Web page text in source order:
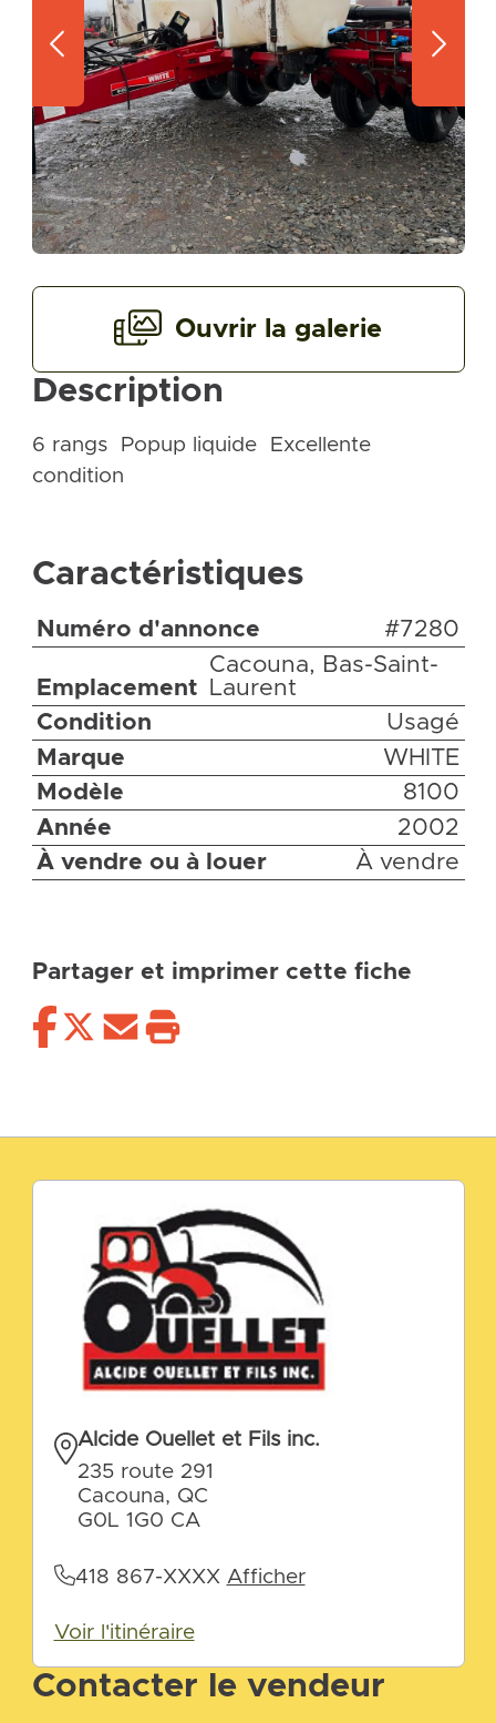
Description
6 rangs Popup liquide Excellente
condition
Caractéristiques
Numéro d'annonce #7280
Emplacement
Cacouna, Bas-Saint-
Laurent
Condition
Usagé
Marque
WHITE
Modèle
8100
Année
2002
À vendre ou à louer
À vendre
Partager et imprimer cette fiche
Ouvrir la galerie
Contacter le vendeur
Alcide Ouellet et Fils inc.
235 route 291
Cacouna, QC
G0L 1G0 CA
418 867-XXXX Afficher
Voir l'itinéraire